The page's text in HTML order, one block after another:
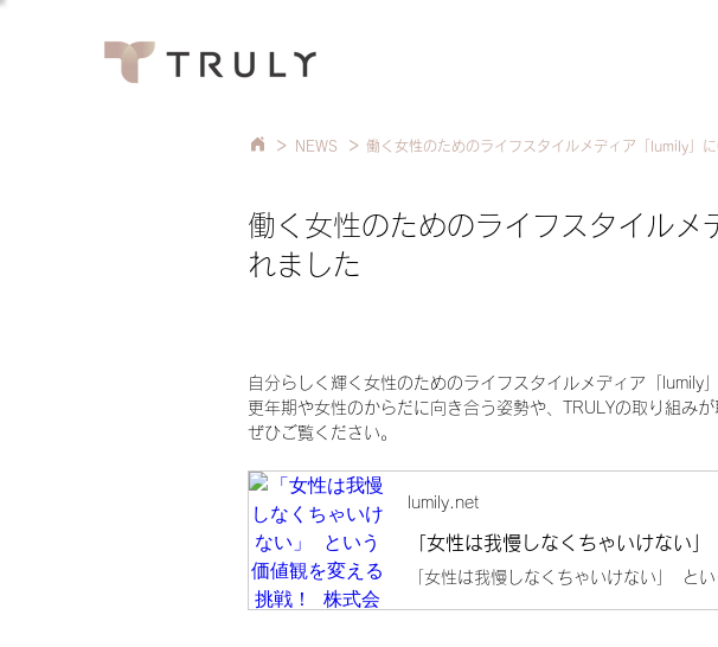
> NEWS > 働く女性のためのライフスタイルメディア「lumily」
働く女性のためのライフスタイルメ
れました
自分らしく輝く女性のためのライフスタイルメディア「lumily
更年期や女性のからだに向き合う姿勢や、TRULYの取り組みが
ぜひご覧ください。
lumily.net